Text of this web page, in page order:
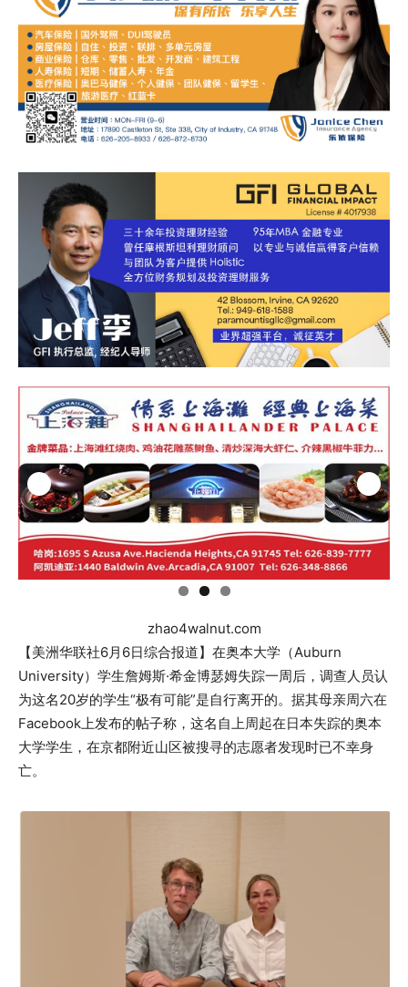
zhao4walnut.com
【美洲华联社6月6日综合报道】在奥本大学（Auburn
University）学生詹姆斯·希金博瑟姆失踪一周后，调查人员认
为这名20岁的学生“极有可能”是自行离开的。据其母亲周六在
Facebook上发布的帖子称，这名自上周起在日本失踪的奥本
大学学生，在京都附近山区被搜寻的志愿者发现时已不幸身
亡。